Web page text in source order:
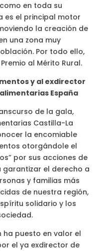
en toda su
es el principal motor
la creación de
una zona muy
Por todo ello,
al Mérito Rural.
y al exdirector
España
de la gala,
Castilla-La
la encomiable
otorgándole el
por sus acciones de
el derecho a
y familias más
de nuestra región,
solidario y los
ha puesto en valor el
el ya exdirector de